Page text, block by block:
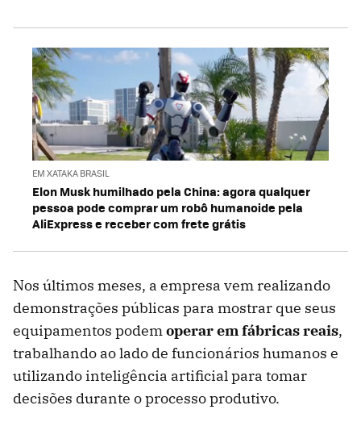
EM XATAKA BRASIL
Elon Musk humilhado pela China: agora qualquer
pessoa pode comprar um robô humanoide pela
AliExpress e receber com frete grátis
Nos últimos meses, a empresa vem realizando
demonstrações públicas para mostrar que seus
equipamentos podemoperar em fábricas reais,
trabalhando ao lado de funcionários humanos e
utilizando inteligência artificial para tomar
decisões durante o processo produtivo.